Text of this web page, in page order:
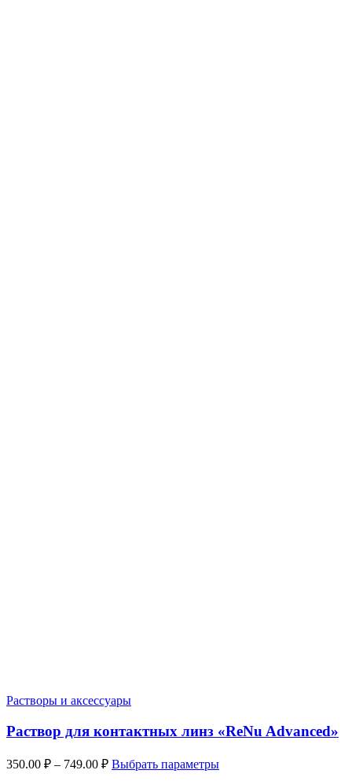
Растворы и аксессуары
Раствор для контактных линз «ReNu Advanced»
350.00 ₽ – 749.00 ₽Диапазон
Выбрать параметрыЭтот